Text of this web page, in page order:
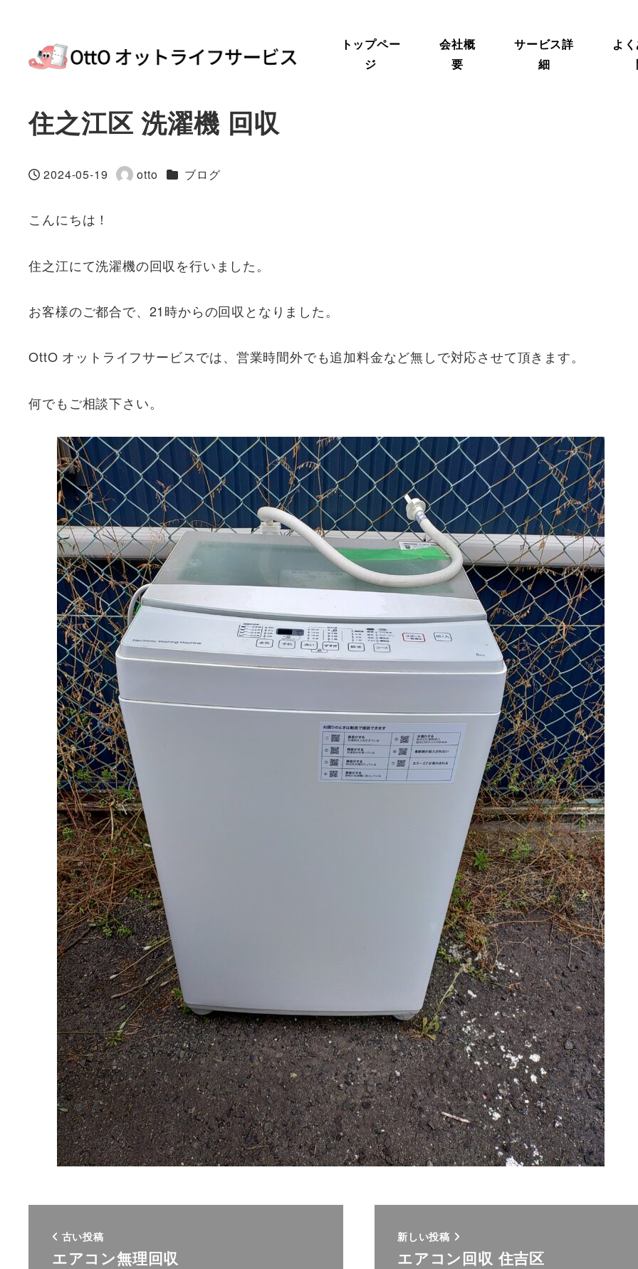
トップペー
ジ
会社概
要
サービス詳
細
よ
住之江区 洗濯機 回収
投稿日
2024-05-19
著
otto カテゴリー
ブログ
こんにちは！
住之江にて洗濯機の回収を行いました。
お客様のご都合で、21時からの回収となりました。
OttO オットライフサービスでは、営業時間外でも追加料金など無しで対応させて頂きます。
何でもご相談下さい。
古い投稿
エアコン無理回収
新しい投稿
エアコン回収 住吉区